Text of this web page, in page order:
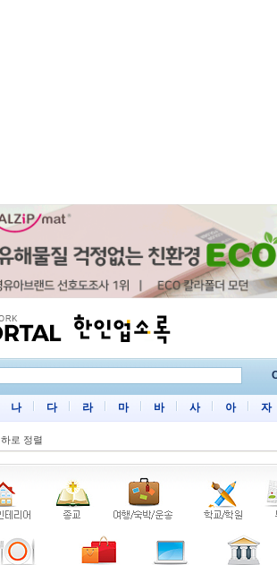
나 다 라 마 바 사 아 자
하로 정렬